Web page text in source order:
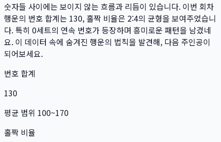
숫자들 사이에는 보이지 않는 흐름과 리듬이 있습니다. 이번 회차
행운의 번호 합계는 130, 홀짝 비율은 2:4의 균형을 보여주었습니
다. 특히 0세트의 연속 번호가 등장하며 흥미로운 패턴을 남겼네
요. 이 데이터 속에 숨겨진 행운의 법칙을 발견해, 다음 주인공이
되어보세요.
번호 합계
130
평균 범위 100~170
홀짝 비율